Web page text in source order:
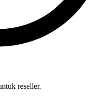
reseller.